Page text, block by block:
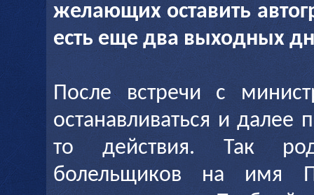
желающих оставить
есть еще два выходных
После встречи с
останавливаться и далее
то действия. Так
болельщиков на имя